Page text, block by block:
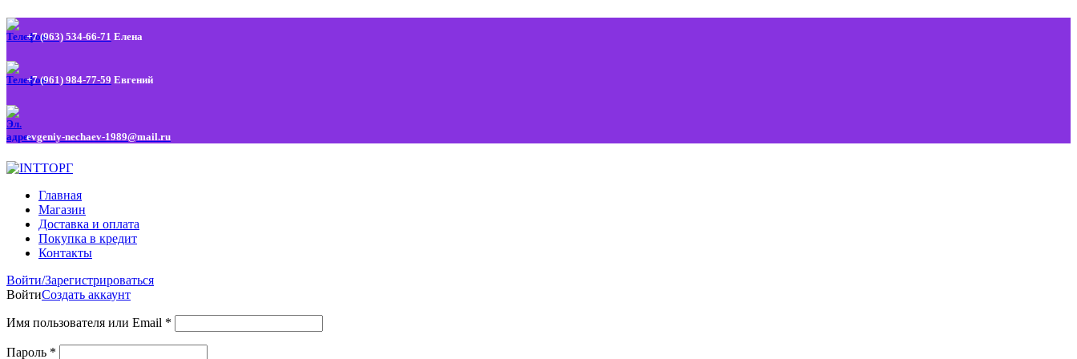
+7 (963) 534-66-71 Елена
+7 (961) 984-77-59 Евгений
evgeniy-nechaev-1989@mail.ru
Главная
Магазин
Доставка и оплата
Покупка в кредит
Контакты
Войти/Зарегистрироваться
ВойтиСоздать аккаунт
Имя пользователя или Email *
Пароль *